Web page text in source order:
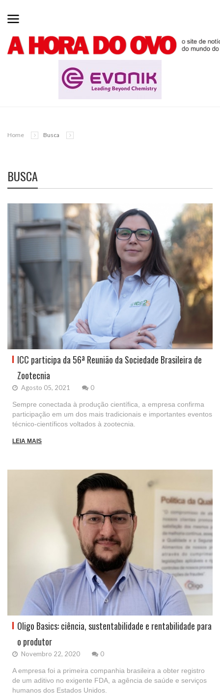
Home Busca
BUSCA
ICC participa da 56ª Reunião da Sociedade Brasileira de
Zootecnia
Agosto 05, 2021 0
Sempre conectada à produção científica, a empresa confirma
participação em um dos mais tradicionais e importantes eventos
técnico-científicos voltados à zootecnia.
LEIA MAIS
Oligo Basics: ciência, sustentabilidade e rentabilidade para
o produtor
Novembro 22, 2020 0
A empresa foi a primeira companhia brasileira a obter registro
de um aditivo no exigente FDA, a agência de saúde e serviços
humanos dos Estados Unidos.